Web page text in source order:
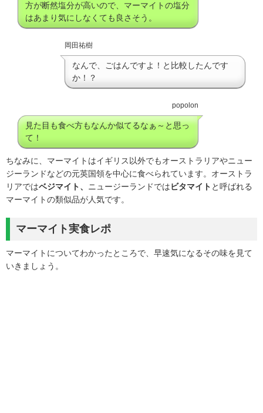
方が断然塩分が高いので、マーマイトの塩分
はあまり気にしなくても良さそう。
岡田祐樹
なんで、ごはんですよ！と比較したんです
か！？
popolon
見た目も食べ方もなんか似てるなぁ～と思っ
て！
ちなみに、マーマイトはイギリス以外でもオーストラリアやニュー
ジーランドなどの元英国領を中心に食べられています。オーストラ
リアではベジマイト、 ニュージーランドではビタマイト と呼ばれる
マーマイトの類似品が人気です。
マーマイト実食レポ
マーマイトについてわかったところで、早速気になるその味を見て
いきましょう。